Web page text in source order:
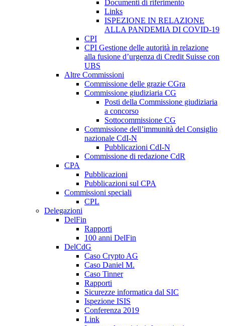
Documenti di riferimento
Links
ISPEZIONE IN RELAZIONE
ALLA PANDEMIA DI COVID-19
CPI
CPI Gestione delle autorità in relazione
alla fusione d’urgenza di Credit Suisse con
UBS
Altre Commissioni
Commissione delle grazie CGra
Commissione giudiziaria CG
Posti della Commissione giudiziaria
a concorso
Sottocommissione CG
Commissione dell’immunità del Consiglio
nazionale CdI-N
Pubblicazioni CdI-N
Commissione di redazione CdR
CPA
Pubblicazioni
Pubblicazioni sul CPA
Commissioni speciali
CPL
Delegazioni
DelFin
Rapporti
100 anni DelFin
DelCdG
Caso Crypto AG
Caso Daniel M.
Caso Tinner
Rapporti
Sicurezze informatica dal SIC
Ispezione ISIS
Conferenza 2019
Link